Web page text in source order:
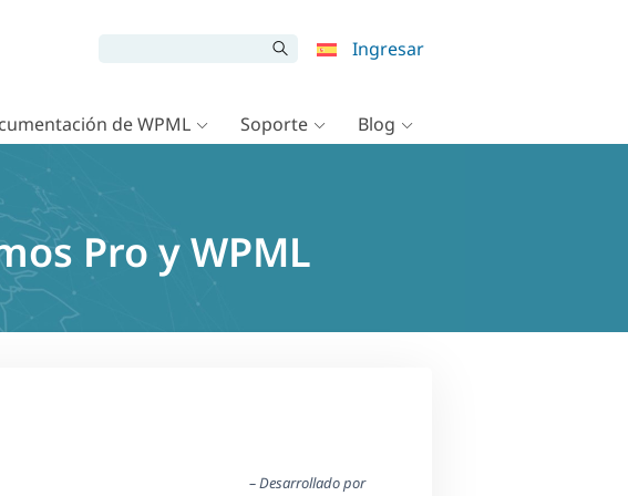
Ingresar
de WPML Soporte Blog
Pro y WPML
– Desarrollado por